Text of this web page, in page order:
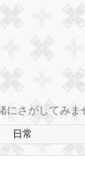
にさがしてみま
日常